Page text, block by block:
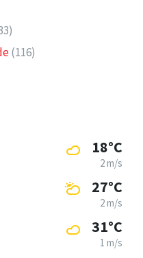
(116)
18°C
2 m/s
27°C
2 m/s
31°C
1 m/s